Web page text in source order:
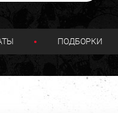
ПОДБОРКИ